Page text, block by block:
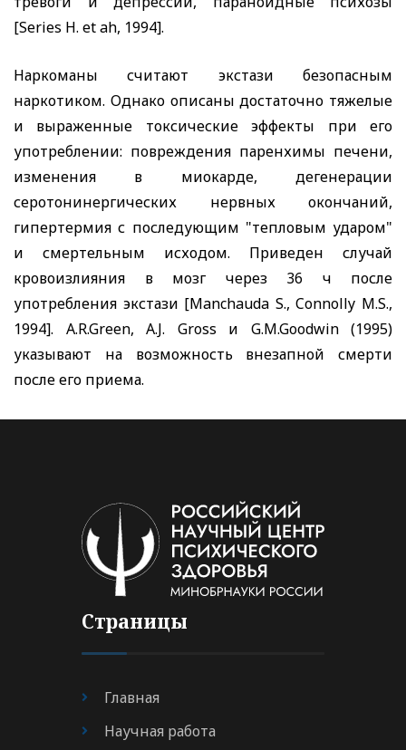
[Series H. etah, 1994].
Наркоманы считают экстази безопасным
наркотиком. Однако описаны достаточно тяжелые
и выраженные токсические эффекты при его
употреблении: повреждения паренхимы печени,
изменения в миокарде, дегенерации
серотонинергических нервных окончаний,
гипертермия с последующим "тепловым ударом"
и смертельным исходом. Приведен случай
кровоизлияния в мозг через 36 ч после
употребления экстази [Manchauda S.,Connolly M.S.,
1994]. A.R.Green, A.J. Gross и G.M.Goodwin(1995)
указывают на возможность внезапной смерти
после его приема.
Страницы
Главная
Научная работа